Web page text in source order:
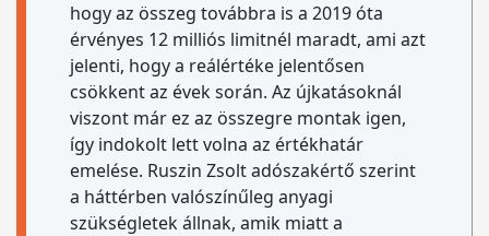
hogy az összeg továbbra is a 2019 óta
érvényes 12 milliós limitnél maradt, ami azt
jelenti, hogy a reálértéke jelentősen
csökkent az évek során. Az újkatásoknál
viszont már ez az összegre montak igen,
így indokolt lett volna az értékhatár
emelése. Ruszin Zsolt adószakértő szerint
a háttérben valószínűleg anyagi
szükségletek állnak, amik miatt a